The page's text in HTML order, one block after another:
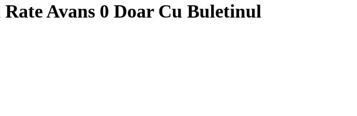
Avans 0 Doar Cu Buletinul